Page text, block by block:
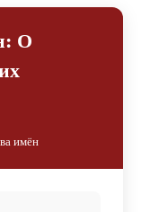
О
имён